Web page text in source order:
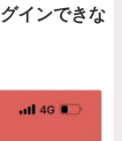
インできな